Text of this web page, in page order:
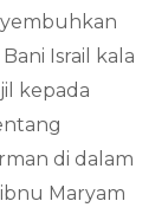
Israil kala
kepada
di dalam
Maryam